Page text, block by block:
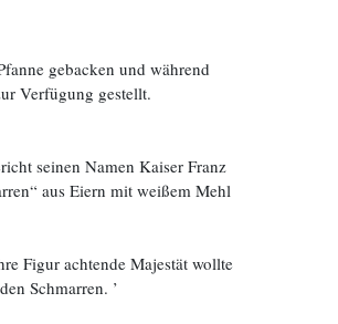
gebacken und während
Verfügung gestellt.
seinen Namen Kaiser Franz
aus Eiern mit weißem Mehl
Figur achtende Majestät wollte
Schmarren. ’